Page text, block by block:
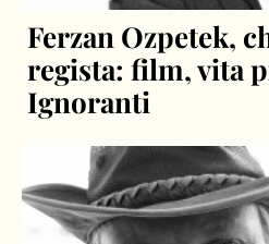
Ferzan Ozpetek,
regista: film, vita
Ignoranti